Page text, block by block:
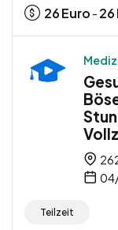
26Euro - 26
Teilzeit